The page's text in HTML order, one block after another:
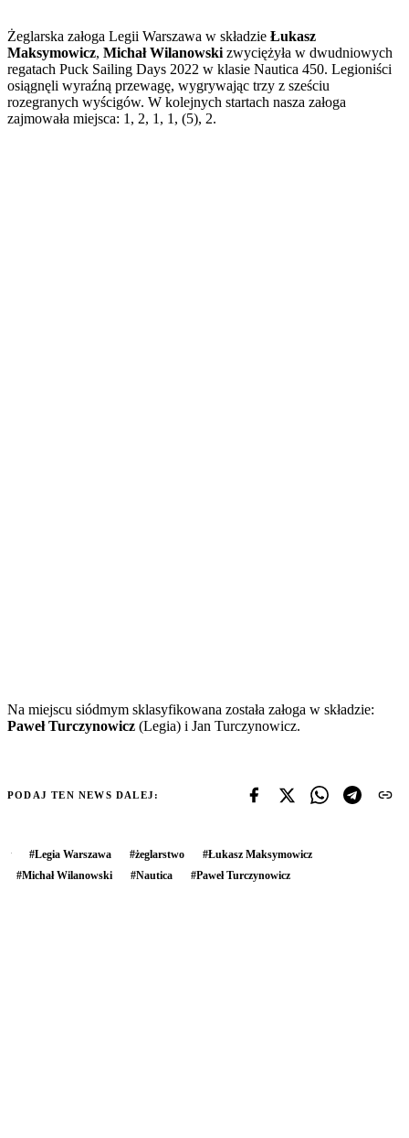
Żeglarska załoga Legii Warszawa w składzie Łukasz
Maksymowicz, Michał Wilanowski zwyciężyła w dwudniowych
regatach Puck Sailing Days 2022 w klasie Nautica 450. Legioniści
osiągnęli wyraźną przewagę, wygrywając trzy z sześciu
rozegranych wyścigów. W kolejnych startach nasza załoga
zajmowała miejsca: 1, 2, 1, 1, (5), 2.
Na miejscu siódmym sklasyfikowana została załoga w składzie:
Paweł Turczynowicz (Legia) i Jan Turczynowicz.
PODAJ TEN NEWS DALEJ:
#Legia Warszawa #żeglarstwo #Łukasz Maksymowicz
#Michał Wilanowski #Nautica #Paweł Turczynowicz